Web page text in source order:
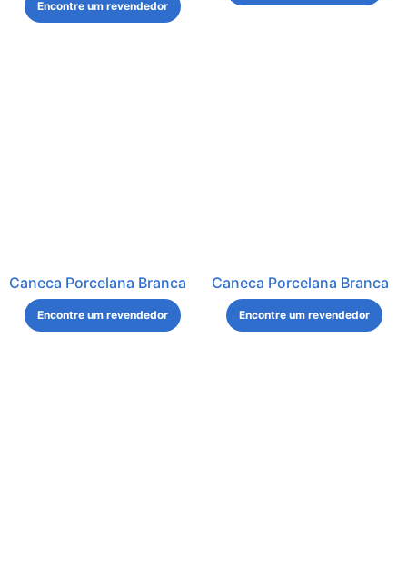
Encontre um revendedor
Caneca Porcelana Branca
Encontre um revendedor
Caneca Porcelana Branca
Encontre um revendedor